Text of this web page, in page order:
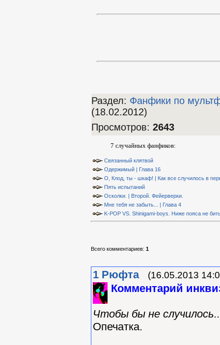
Раздел: Фанфики по
(18.02.2012)
Просмотров: 2643
7 случайных фанфиков:
Связанный клятвой
Одержимый | Глава 16
О, Клод, ты - шкаф! | Как все случилось в
Пять испытаний
Осколки. | Второй. Фейерверки.
Мне тебя не забыть... | Глава 4
K-POP VS. Shinigami-boys. Ниже пояса не
Всего комментариев: 1
1 Рюфта (16.05.2013
Комментарий
Чтобы бы не
Опечатка.